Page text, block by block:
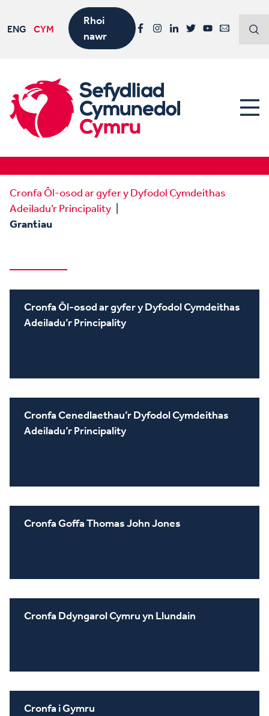
ENG CYM
Rhoi
nawr
Cronfa Ôl-osod ar gyfer y Dyfodol Cymdeithas
Adeiladu’r Principality
Grantiau
Cronfa Ôl-osod ar gyfer y Dyfodol Cymdeithas
Adeiladu’r Principality
Cronfa Cenedlaethau’r Dyfodol Cymdeithas
Adeiladu’r Principality
Cronfa Goffa Thomas John Jones
Cronfa Ddyngarol Cymru yn Llundain
Cronfa i Gymru